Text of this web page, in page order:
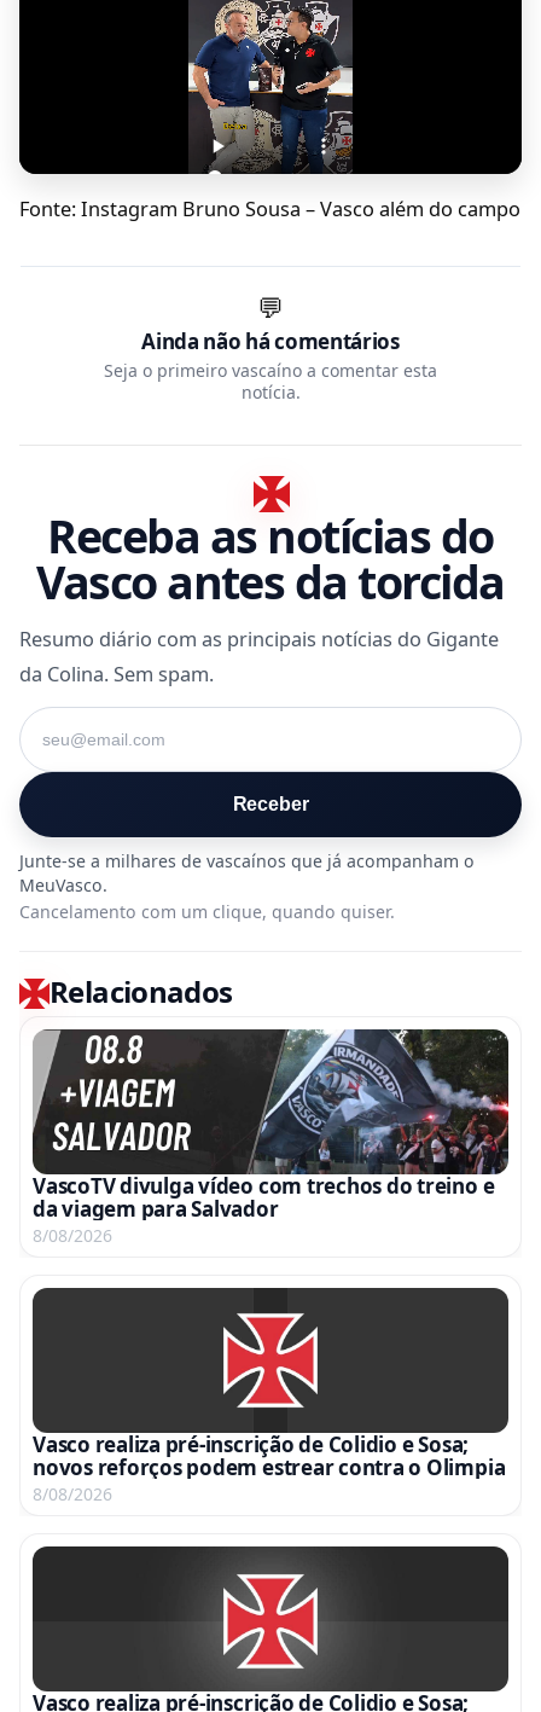
Fonte: Instagram Bruno Sousa – Vasco além do campo
💬
Ainda não há comentários
Seja o primeiro vascaíno a comentar esta
notícia.
Receba as notícias do
Vasco antes da torcida
Resumo diário com as principais notícias do Gigante
da Colina. Sem spam.
Seu e-mail
Receber
Cancelamento com um clique, quando quiser.
Relacionados
VascoTV divulga vídeo com trechos do treino e
da viagem para Salvador
8/08/2026
Vasco realiza pré-inscrição de Colidio e Sosa;
novos reforços podem estrear contra o Olimpia
8/08/2026
Vasco realiza pré-inscrição de Colidio e Sosa;